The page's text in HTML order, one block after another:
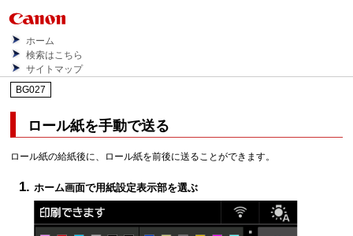
ホーム
検索はこちら
サイトマップ
BG027
ロール紙を手動で送る
ロール紙の給紙後に、ロール紙を前後に送ることができます。
ホーム画面で用紙設定表示部を選ぶ